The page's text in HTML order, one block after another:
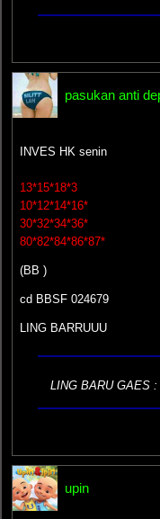
pasukan anti
INVES HK senin
13*15*18*3
10*12*14*16*
30*32*34*36*
80*82*84*86*87*
(BB )
cd BBSF 024679
LING BARRUUU
LING BARU GAES :
upin